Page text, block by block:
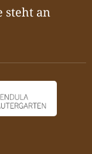
steht an